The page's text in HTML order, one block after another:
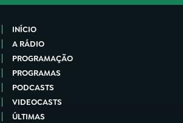
INÍCIO
A RÁDIO
PROGRAMAÇÃO
PROGRAMAS
PODCASTS
VIDEOCASTS
ÚLTIMAS